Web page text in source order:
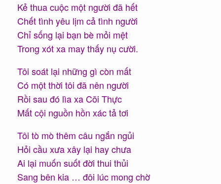
Kẻ thua cuộc một người đã hết
Chết tình yêu lịm cả tình người
Chỉ sống lại bạn bè mỏi mệt
Trong xót xa may thấy nụ cười.
Tôi soát lại những gì còn mất
Có một thời tôi đã nên người
Rồi sau đó lìa xa Cõi Thực
Mất cội nguồn hồn xác tả tơi
Tôi tò mò thêm câu ngắn ngủi
Hỏi cầu xưa xây lại hay chưa
Ai lại muốn suốt đời thui thủi
Sang bên kia … đôi lúc mong chờ